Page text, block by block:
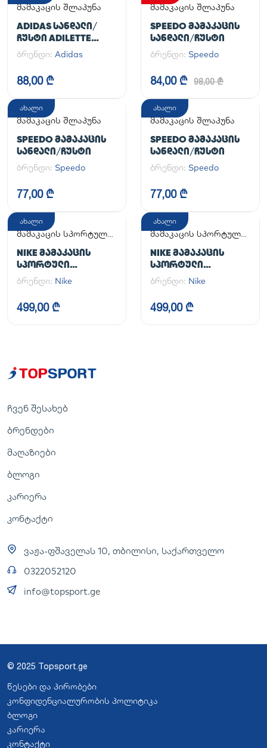
მამაკაცის შლაპუნა
ADIDAS ᲡᲐᲜᲓᲐᲚᲘ/
ᲩᲣᲡᲢᲘ ADILETTE
AQUA
ბრენდი: Adidas
88,00 ₾
მამაკაცის შლაპუნა
SPEEDO ᲛᲐᲛᲐᲙᲐᲪᲘᲡ
ᲡᲐᲜᲓᲐᲚᲘ/ᲩᲣᲡᲢᲘ
ბრენდი: Speedo
84,00 ₾ 98,00 ₾
ახალი
მამაკაცის შლაპუნა
SPEEDO ᲛᲐᲛᲐᲙᲐᲪᲘᲡ
ᲡᲐᲜᲓᲐᲚᲘ/ᲩᲣᲡᲢᲘ
ბრენდი: Speedo
77,00 ₾
ახალი
მამაკაცის შლაპუნა
SPEEDO ᲛᲐᲛᲐᲙᲐᲪᲘᲡ
ᲡᲐᲜᲓᲐᲚᲘ/ᲩᲣᲡᲢᲘ
ბრენდი: Speedo
77,00 ₾
ახალი
მამაკაცის სპორტული
NIKE ᲛᲐᲛᲐᲙᲐᲪᲘᲡ
ᲡᲞᲝᲠᲢᲣᲚᲘ
ᲤᲔᲮᲡᲐᲪᲛᲔᲚᲘ AIR
FORCE 1 '07
ბრენდი: Nike
499,00 ₾
ახალი
მამაკაცის სპორტული
NIKE ᲛᲐᲛᲐᲙᲐᲪᲘᲡ
ᲡᲞᲝᲠᲢᲣᲚᲘ
ᲤᲔᲮᲡᲐᲪᲛᲔᲚᲘ AIR
FORCE 1 '07
ბრენდი: Nike
499,00 ₾
ჩვენ შესახებ
ბრენდები
მაღაზიები
ბლოგი
კარიერა
კონტაქტი
ვაჟა-ფშაველას 10, თბილისი, საქართველო
0322052120
info@topsport.ge
© 2025 Topsport.ge
წესები და პირობები
კონფიდენციალურობის პოლიტიკა
ბლოგი
კარიერა
კონტაქტი